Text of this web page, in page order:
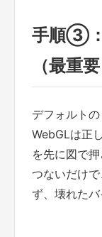
手順③
（最重要
デフォルトの
WebGLは正
を先に図で
つないだけ
ず、壊れたバ